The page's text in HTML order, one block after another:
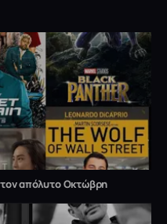
απόλυτο Οκτώβρη